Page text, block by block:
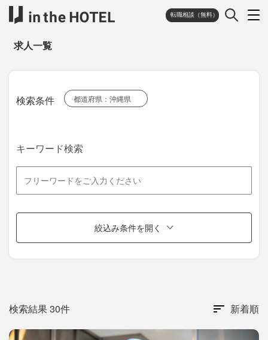
転職相談（無料）
求人一覧
検索条件 都道府県：沖縄県
キーワード検索
絞込み条件を開く
検索結果 30件 新着順